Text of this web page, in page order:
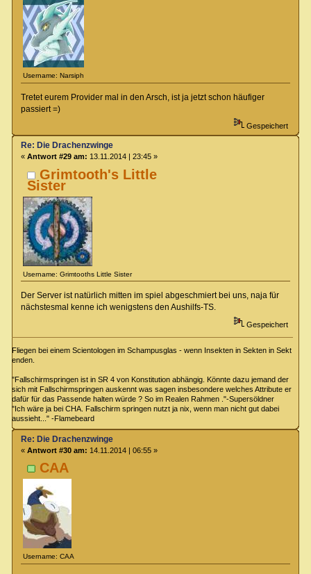
Username: Narsiph
Tretet eurem Provider mal in den Arsch, ist ja jetzt schon häufiger
passiert =)
Gespeichert
Grimtooth's Little
Sister
Username: Grimtooths Little Sister
Re: Die Drachenzwinge
« Antwort #29 am: 13.11.2014 | 23:45 »
Der Server ist natürlich mitten im spiel abgeschmiert bei uns, naja für
nächstesmal kenne ich wenigstens den Aushilfs-TS.
Gespeichert
Fliegen bei einem Scientologen im Schampusglas - wenn Insekten in Sekten in Sekt
enden.
"Fallschirmspringen ist in SR 4 von Konstitution abhängig. Könnte dazu jemand der
sich mit Fallschirmspringen auskennt was sagen insbesondere welches Attribute er
dafür für das Passende halten würde ? So im Realen Rahmen ."-Supersöldner
"Ich wäre ja bei CHA. Fallschirm springen nutzt ja nix, wenn man nicht gut dabei
aussieht..." -Flamebeard
CAA
Username: CAA
Re: Die Drachenzwinge
« Antwort #30 am: 14.11.2014 | 06:55 »